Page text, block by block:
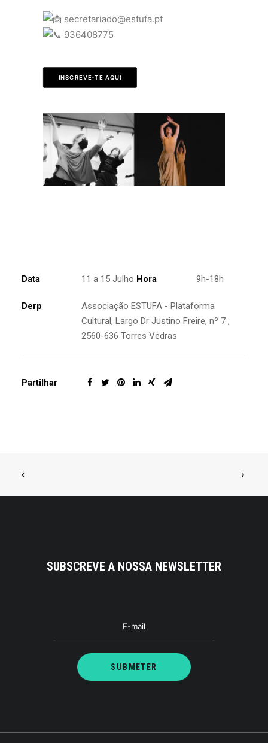
secretariado@estufa.pt
936408775
INSCREVE-TE AQUI
Data 11 a 15 Julho Hora 9h-18h
Derp
Associação ESTUFA - Plataforma
Cultural, Largo Dr Justino Freire, nº 7 ,
2560-636 Torres Vedras
Partilhar
SUBSCREVE A NOSSA NEWSLETTER